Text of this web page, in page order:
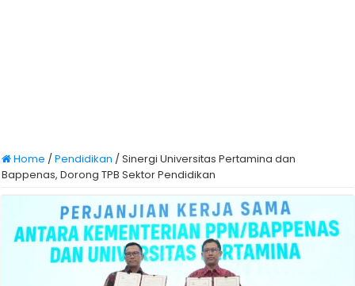
Home /Pendidikan /Sinergi Universitas Pertamina dan
Bappenas, Dorong TPB Sektor Pendidikan